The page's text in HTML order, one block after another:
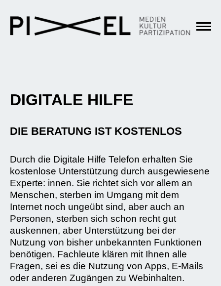
DIGITALE HILFE
DIE BERATUNG IST KOSTENLOS
Durch die Digitale Hilfe Telefon erhalten Sie
kostenlose Unterstützung durch ausgewiesene
Experte: innen. Sie richtet sich vor allem an
Menschen, sterben im Umgang mit dem
Internet noch ungeübt sind, aber auch an
Personen, sterben sich schon recht gut
auskennen, aber Unterstützung bei der
Nutzung von bisher unbekannten Funktionen
benötigen. Fachleute klären mit Ihnen alle
Fragen, sei es die Nutzung von Apps, E-Mails
oder anderen Zugängen zu Webinhalten.